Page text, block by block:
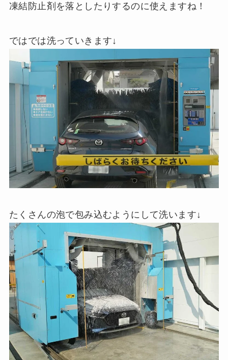
凍結防止剤を落としたりするのに使えますね！
ではでは洗っていきます↓
たくさんの泡で包み込むようにして洗います↓